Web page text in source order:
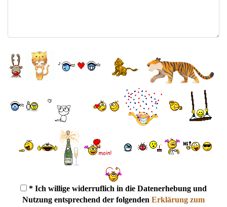
* Ich willige widerruflich in die Datenerhebung und
Nutzung entsprechend der folgenden Erklärung zum